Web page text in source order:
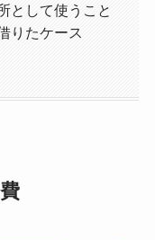
として使うこと
りたケース